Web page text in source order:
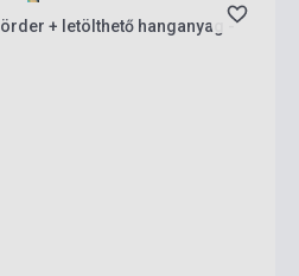
+ letölthető hanganyag -